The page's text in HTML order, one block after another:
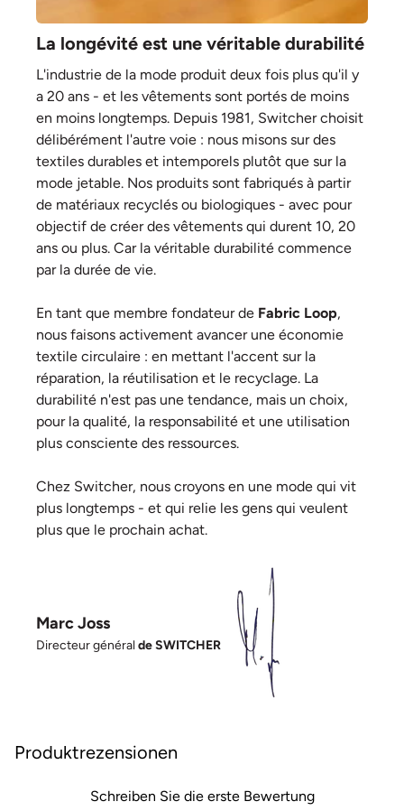
La longévité est une véritable durabilité
L'industrie de la mode produit deux fois plus qu'il y
a 20 ans - et les vêtements sont portés de moins
en moins longtemps. Depuis 1981, Switcher choisit
délibérément l'autre voie : nous misons sur des
textiles durables et intemporels plutôt que sur la
mode jetable. Nos produits sont fabriqués à partir
de matériaux recyclés ou biologiques - avec pour
objectif de créer des vêtements qui durent 10, 20
ans ou plus. Car la véritable durabilité commence
par la durée de vie.
En tant que membre fondateur de Fabric Loop,
nous faisons activement avancer une économie
textile circulaire : en mettant l'accent sur la
réparation, la réutilisation et le recyclage. La
durabilité n'est pas une tendance, mais un choix,
pour la qualité, la responsabilité et une utilisation
plus consciente des ressources.
Chez Switcher, nous croyons en une mode qui vit
plus longtemps - et qui relie les gens qui veulent
plus que le prochain achat.
Marc Joss
Directeur général de SWITCHER
Produktrezensionen
Schreiben Sie die erste Bewertung